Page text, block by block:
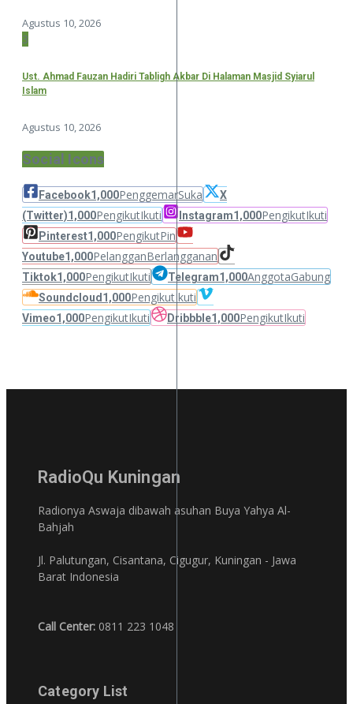
Agustus 10, 2026
3
Ust. Ahmad Fauzan Hadiri Tabligh Akbar Di Halaman Masjid Syiarul
Islam
Agustus 10, 2026
Social Icons
Facebook1,000PenggemarSuka
X
(Twitter)1,000PengikutIkuti Instagram1,000PengikutIkuti
Pinterest1,000PengikutPin
Youtube1,000PelangganBerlangganan
Tiktok1,000PengikutIkuti Telegram1,000AnggotaGabung
Soundcloud 1,000PengikutIkuti
Vimeo1,000PengikutIkuti Dribbble1,000PengikutIkuti
RadioQu Kuningan
Radionya Aswaja dibawah asuhan Buya Yahya Al-
Bahjah
Jl. Palutungan, Cisantana, Cigugur, Kuningan - Jawa
Barat Indonesia
Call Center: 0811 223 1048
Category List